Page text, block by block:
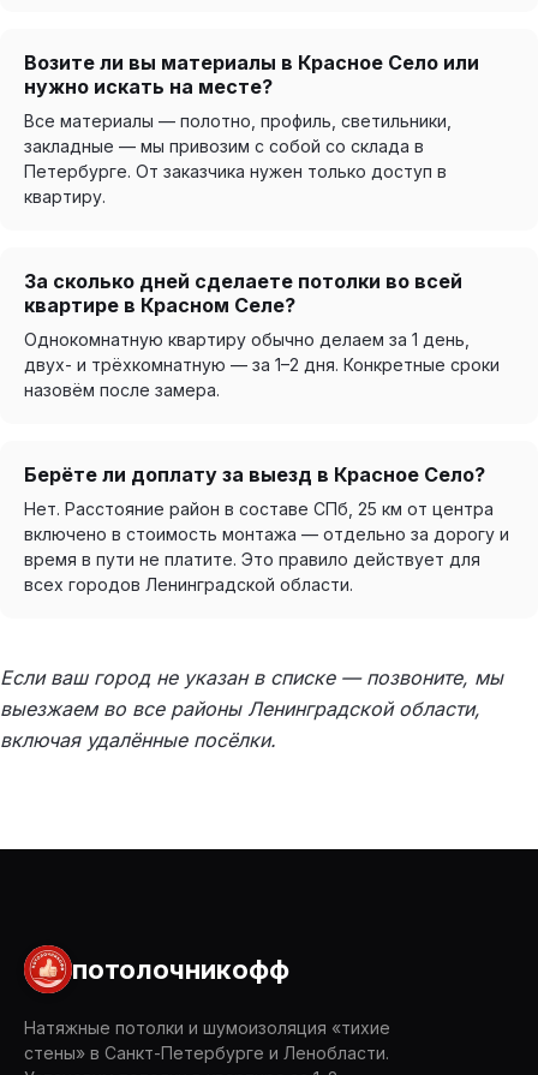
Возите ли вы материалы в Красное Село или
нужно искать на месте?
Все материалы — полотно, профиль, светильники,
закладные — мы привозим с собой со склада в
Петербурге. От заказчика нужен только доступ в
квартиру.
За сколько дней сделаете потолки во всей
квартире в Красном Селе?
Однокомнатную квартиру обычно делаем за 1 день,
двух- и трёхкомнатную — за 1–2 дня. Конкретные сроки
назовём после замера.
Берёте ли доплату за выезд в Красное Село?
Нет. Расстояние район в составе СПб, 25 км от центра
включено в стоимость монтажа — отдельно за дорогу и
время в пути не платите. Это правило действует для
всех городов Ленинградской области.
Если ваш город не указан в списке — позвоните, мы
выезжаем во все районы Ленинградской области,
включая удалённые посёлки.
потолочникофф
Натяжные потолки и шумоизоляция «тихие
стены» в Санкт-Петербурге и Ленобласти.